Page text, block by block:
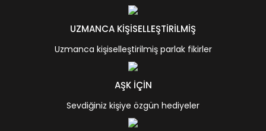
UZMANCA KİŞİSELLEŞTİRİLMİŞ
Uzmanca kişiselleştirilmiş parlak fikirler
AŞK İÇİN
Sevdiğiniz kişiye özgün hediyeler